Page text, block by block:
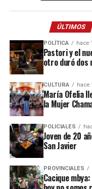
Tras conocerse la
San Vicente ordenó la
quien escapó y
La captura se
operativo llevado
Mujer y de la Comisaría
lograron establecer el
detención.
El hombre quedó
disposición del
investigación judicial por
grado de tentativa y
ÚLTIMOS
POLÍTICA hace
Pastori y el
otro duró dos
CULTURA hace
María Ofelia
la Mujer
POLICIALES
Joven de 20
San Javier
PROVINCIALES
Cacique